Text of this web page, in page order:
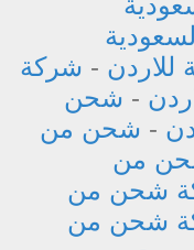
- شركة
- شحن
- شحن من
من
شحن من
شحن من